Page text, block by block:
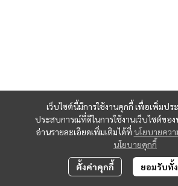
เว็บไซต์นี้มีการใช้งานคุกกี้ เพื่อเพิ่มป
ประสบการณ์ที่ดีในการใช้งานเว็บไซต์ขอ
อ่านรายละเอียดเพิ่มเติมได้ที่ นโยบายคว
นโยบายคุกกี้
ตั้งค่าคุกกี้ ยอมรับทั้